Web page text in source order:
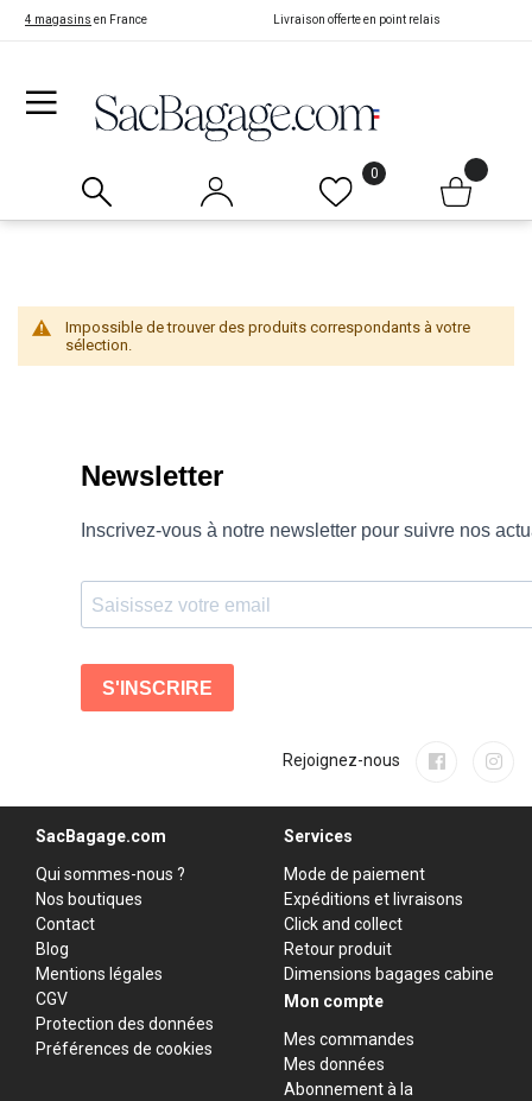
4 magasins en France Livraison offerte en point relais
0
Impossible de trouver des produits correspondants à votre
sélection.
Rejoignez-nous
SacBagage.com
Qui sommes-nous ?
Nos boutiques
Contact
Blog
Mentions légales
CGV
Protection des données
Préférences de cookies
Services
Mode de paiement
Expéditions et livraisons
Click and collect
Retour produit
Dimensions bagages cabine
Mon compte
Mes commandes
Mes données
Abonnement à la